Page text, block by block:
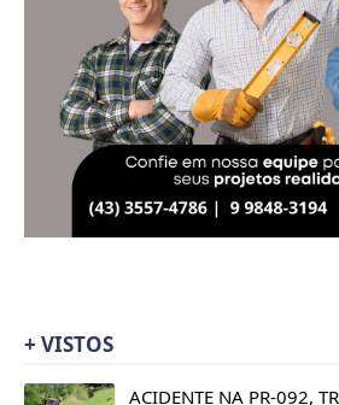
+ VISTOS
ACIDENTE NA PR-092,